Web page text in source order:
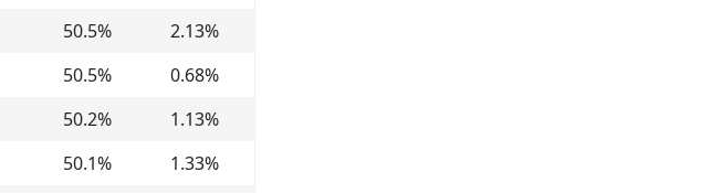
50.5% 2.13%
50.5% 0.68%
50.2% 1.13%
50.1% 1.33%